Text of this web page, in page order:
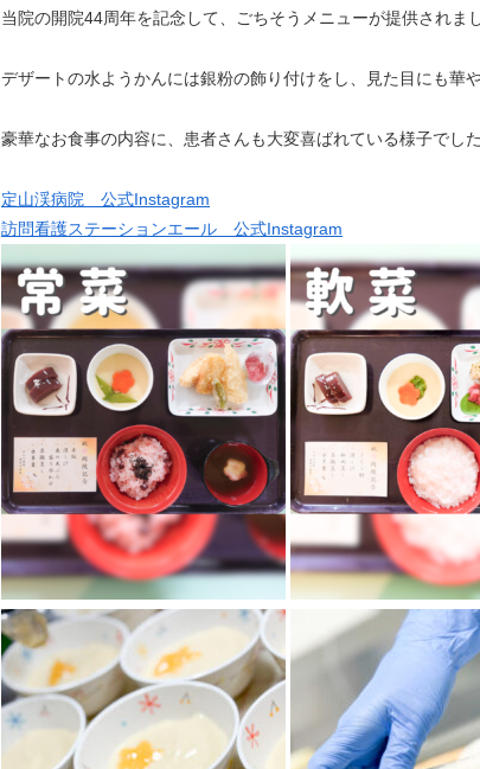
当院の開院44周年を記念して、ごちそうメニューが提供されま
デザートの水ようかんには銀粉の飾り付けをし、見た目にも華
豪華なお食事の内容に、患者さんも大変喜ばれている様子でし
定山渓病院 公式Instagram
訪問看護ステーションエール 公式Instagram